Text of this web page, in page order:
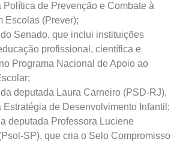
Política de Prevenção e Combate à
Escolas (Prever);
Senado, que inclui instituições
profissional, científica e
Programa Nacional de Apoio ao
deputada Laura Carneiro (PSD-RJ),
Estratégia de Desenvolvimento Infantil;
deputada Professora Luciene
SP), que cria o Selo Compromisso